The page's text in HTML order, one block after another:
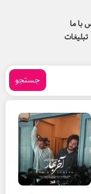
با ما
تبلیغات
جستجو